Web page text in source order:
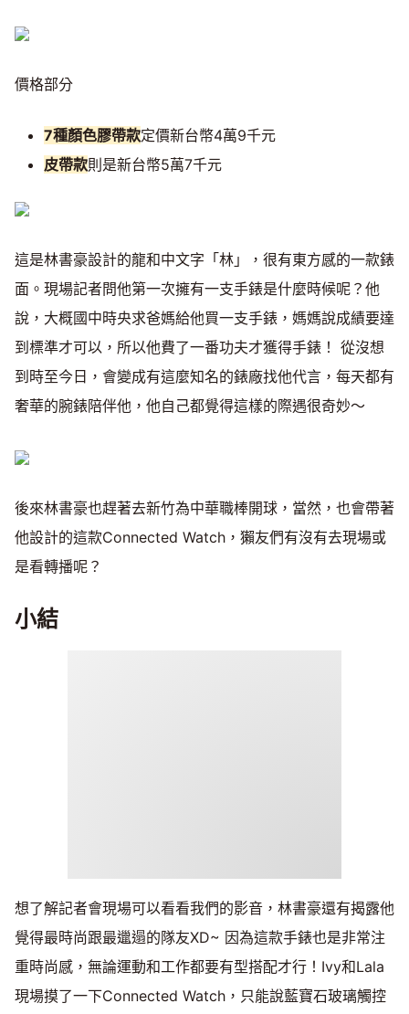
價格部分
7種顏色膠帶款定價新台幣4萬9千元
皮帶款則是新台幣5萬7千元
這是林書豪設計的龍和中文字「林」，很有東方感的一款錶
面。現場記者問他第一次擁有一支手錶是什麼時候呢？他
說，大概國中時央求爸媽給他買一支手錶，媽媽說成績要達
到標準才可以，所以他費了一番功夫才獲得手錶！ 從沒想
到時至今日，會變成有這麼知名的錶廠找他代言，每天都有
奢華的腕錶陪伴他，他自己都覺得這樣的際遇很奇妙～
後來林書豪也趕著去新竹為中華職棒開球，當然，也會帶著
他設計的這款Connected Watch，獺友們有沒有去現場或
是看轉播呢？
小結
想了解記者會現場可以看看我們的影音，林書豪還有揭露他
覺得最時尚跟最邋遢的隊友XD~ 因為這款手錶也是非常注
重時尚感，無論運動和工作都要有型搭配才行！Ivy和Lala
現場摸了一下Connected Watch，只能說藍寶石玻璃觸控